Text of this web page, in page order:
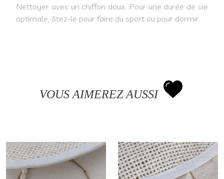
Nettoyer avec un chiffon doux. Pour une durée de vie
optimale, ôtez-le pour faire du sport ou pour dormir.
VOUS AIMEREZ AUSSI